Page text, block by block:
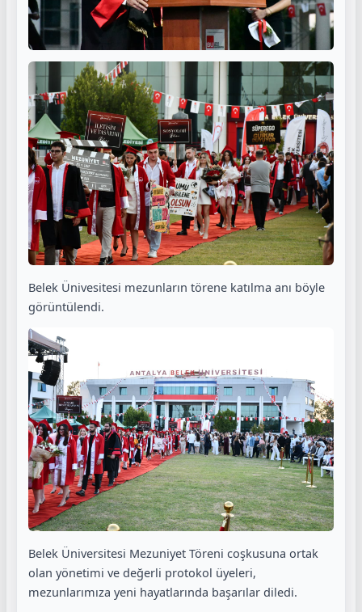
Belek Ünivesitesi mezunların törene katılma anı böyle
görüntülendi.
Belek Üniversitesi Mezuniyet Töreni coşkusuna ortak
olan yönetimi ve değerli protokol üyeleri,
mezunlarımıza yeni hayatlarında başarılar diledi.